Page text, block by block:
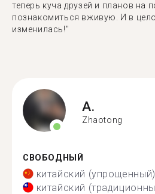
теперь куча друзей и планов на
познакомиться вживую. И в
изменилась!"
A.
Zhaotong
СВОБОДНЫЙ
китайский (упрощенный)
китайский